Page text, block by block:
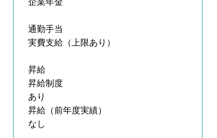
企業年金
通勤手当
実費支給（上限あり）
昇給
昇給制度
あり
昇給（前年度実績）
なし